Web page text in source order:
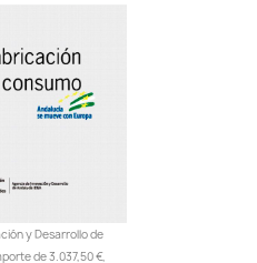
y Desarrollo de
de 3.037,50 €,